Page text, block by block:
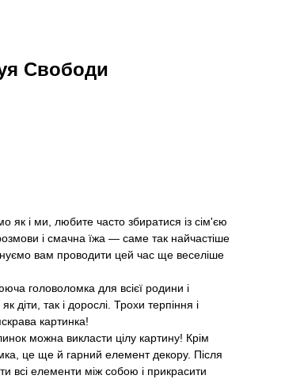
Свободи
як і ми, любите часто збиратися із сім'єю
і смачна їжа — саме так найчастіше
вам проводити цей час ще веселіше
головоломка для всієї родини і
діти, так і дорослі. Трохи терпіння і
картинка!
можна викласти цілу картину! Крім
це ще й гарний елемент декору. Після
всі елементи між собою і прикрасити